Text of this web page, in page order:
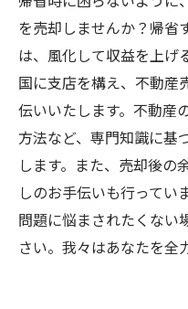
を売却しませんか？帰省
は、風化して収益を上げ
国に支店を構え、不動産
伝いいたします。不動産
方法など、専門知識に基
します。また、売却後の
しのお手伝いも行ってい
問題に悩まされたくない
さい。我々はあなたを全